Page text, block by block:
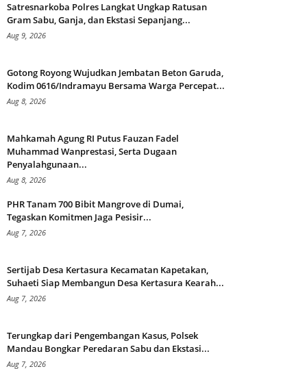
Satresnarkoba Polres Langkat Ungkap Ratusan
Gram Sabu, Ganja, dan Ekstasi Sepanjang...
Aug 9, 2026
Gotong Royong Wujudkan Jembatan Beton Garuda,
Kodim 0616/Indramayu Bersama Warga Percepat...
Aug 8, 2026
Mahkamah Agung RI Putus Fauzan Fadel
Muhammad Wanprestasi, Serta Dugaan
Penyalahgunaan...
Aug 8, 2026
PHR Tanam 700 Bibit Mangrove di Dumai,
Tegaskan Komitmen Jaga Pesisir...
Aug 7, 2026
Sertijab Desa Kertasura Kecamatan Kapetakan,
Suhaeti Siap Membangun Desa Kertasura Kearah...
Aug 7, 2026
Terungkap dari Pengembangan Kasus, Polsek
Mandau Bongkar Peredaran Sabu dan Ekstasi...
Aug 7, 2026